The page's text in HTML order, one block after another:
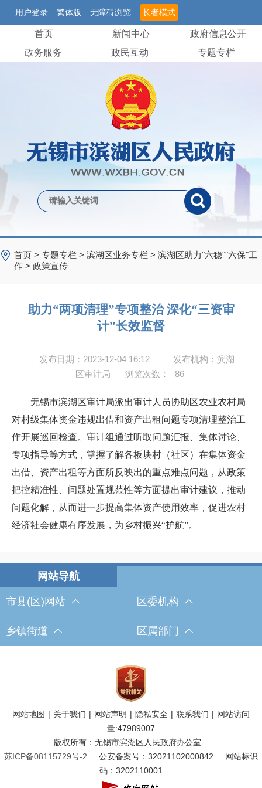
用户登录 繁体版 无障碍浏览 长者模式
首页 新闻中心
政府信息公开
政务服务
政民互动 专题专栏
首页 > 专题专栏 > 滨湖区业务专栏 > 滨湖区助力"六稳""六保"工
作 > 政策宣传
助力“两项清理”专项整治 深化“三资审
计”长效监督
发布日期：2023-12-04 16:12
发布机构：滨湖
区审计局
浏览次数： 86
无锡市滨湖区审计局派出审计人员协助区农业农村局
对村级集体资金违规出借和资产出租问题专项清理整治工
作开展巡回检查。审计组通过听取问题汇报、集体讨论、
专项指导等方式，掌握了解各板块村（社区）在集体资金
出借、资产出租等方面所反映出的重点难点问题，从政策
把控精准性、问题处置规范性等方面提出审计建议，推动
问题化解，从而进一步提高集体资产使用效率，促进农村
经济社会健康有序发展，为乡村振兴“护航”。
市县(区)网站 区委机构
乡镇街道 区属部门
网站地图 | 关于我们 | 网站声明 | 隐私安全 | 联系我们 | 网站访问
量:47989007
版权所有：无锡市滨湖区人民政府办公室
苏ICP备08115729号-2
公安备案号：32021102000842
网站标识
码：3202110001